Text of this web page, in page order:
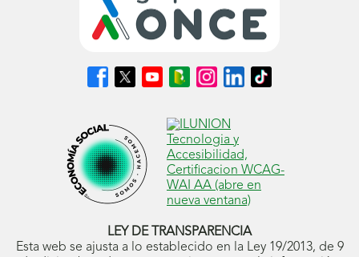
Síguenos
en
abrirá
en
ventana
nueva)
Síguenos
en
abrirá
en
ventana
nueva)
Síguenos
en
abrirá
en
ventana
nueva)
Síguenos
en
Blog
ONCE
(se
abrirá
en
ventana
nueva)
Síguenos
en
(se
abrirá
en
ventana
nueva)
Síguenos
en
(se
abrirá
en
ventana
nueva)
Síguenos
en
ventana
nueva)
LEY DE TRANSPARENCIA
Esta web se ajusta a lo establecido en la Ley 19/2013, de 9